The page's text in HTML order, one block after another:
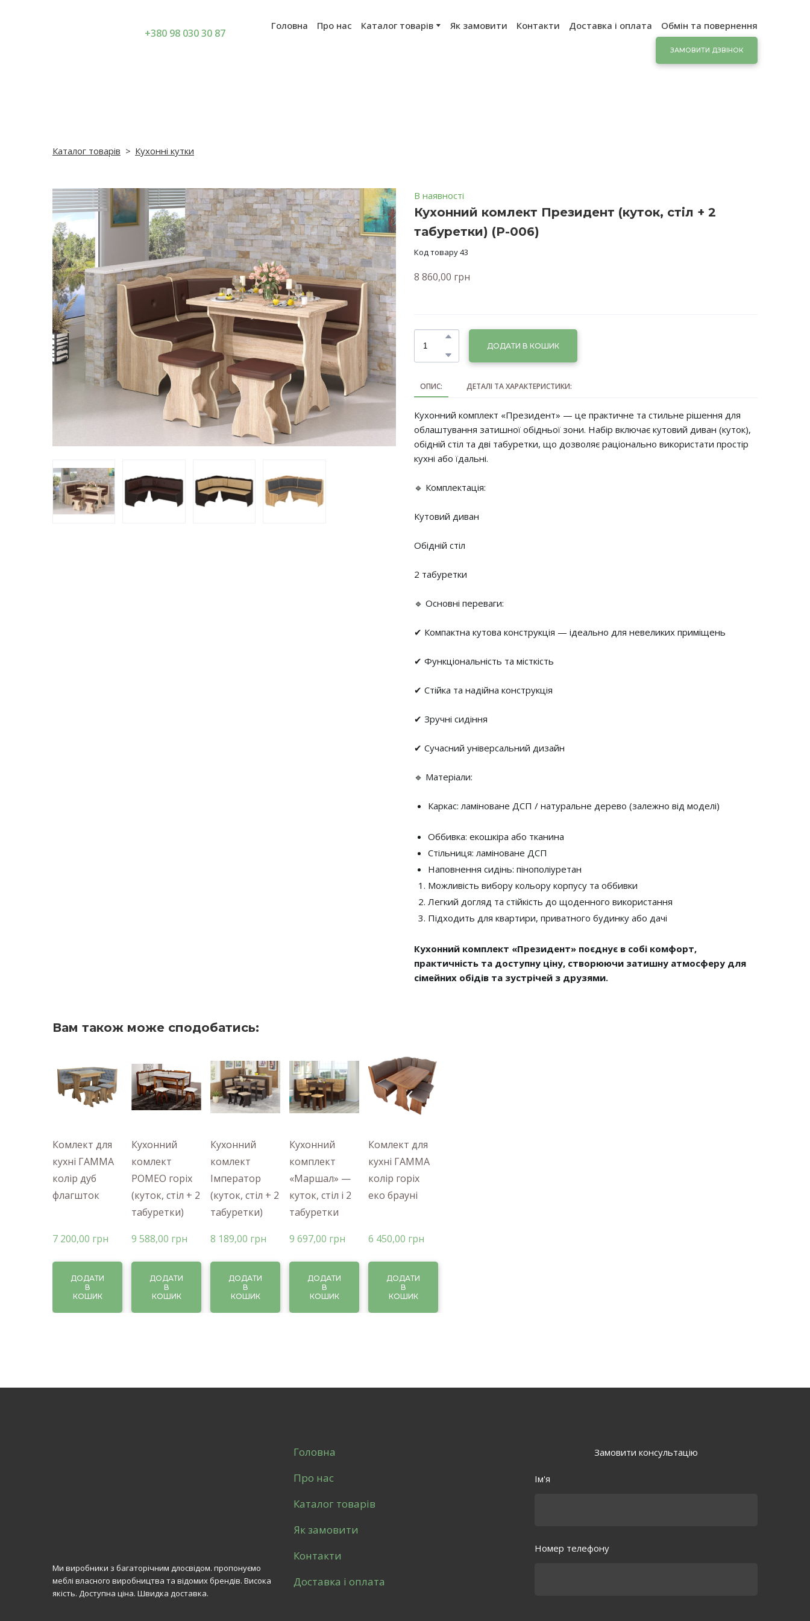
+380 98 030 30 87
Головна Про нас Каталог товарів Як замовити Контакти Доставка і оплата Обмін та повернення
ЗАМОВИТИ ДЗВІНОК
Каталог товарів Кухонні кутки
В наявності
Кухонний комлект Президент (куток, стіл + 2
табуретки) (P-006)
Код товару 43
8 860,00 грн
ДОДАТИ В КОШИК
ОПИС: ДЕТАЛІ ТА ХАРАКТЕРИСТИКИ:
Кухонний комплект «Президент» — це практичне та стильне рішення для
облаштування затишної обідньої зони. Набір включає кутовий диван (куток),
обідній стіл та дві табуретки, що дозволяє раціонально використати простір
кухні або їдальні.
🔹 Комплектація:
Кутовий диван
Обідній стіл
2 табуретки
🔹 Основні переваги:
✔ Компактна кутова конструкція — ідеально для невеликих приміщень
✔ Функціональність та місткість
✔ Стійка та надійна конструкція
✔ Зручні сидіння
✔ Сучасний універсальний дизайн
🔹 Матеріали:
Каркас: ламіноване ДСП / натуральне дерево (залежно від моделі)
Оббивка: екошкіра або тканина
Стільниця: ламіноване ДСП
Наповнення сидінь: пінополіуретан
Можливість вибору кольору корпусу та оббивки
Легкий догляд та стійкість до щоденного використання
Підходить для квартири, приватного будинку або дачі
Кухонний комплект «Президент» поєднує в собі комфорт,
практичність та доступну ціну, створюючи затишну атмосферу для
сімейних обідів та зустрічей з друзями.
Вам також може сподобатись:
Комлект для
кухні ГАММА
колір дуб
флагшток
7 200,00 грн
ДОДАТИ
В
КОШИК
Кухонний
комлект
РОМЕО горіх
(куток, стіл + 2
табуретки)
9 588,00 грн
ДОДАТИ
В
КОШИК
Кухонний
комлект
Імператор
(куток, стіл + 2
табуретки)
8 189,00 грн
ДОДАТИ
В
КОШИК
Кухонний
комплект
«Маршал» —
куток, стіл і 2
табуретки
9 697,00 грн
ДОДАТИ
В
КОШИК
Комлект для
кухні ГАММА
колір горіх
еко брауні
6 450,00 грн
ДОДАТИ
В
КОШИК
Ми виробники з багаторічним длосвідом. пропонуємо
меблі власного виробництва та відомих брендів. Висока
якість. Доступна ціна. Швидка доставка.
Головна
Про нас
Каталог товарів
Як замовити
Контакти
Доставка і оплата
Замовити консультацію
Ім'я
Номер телефону